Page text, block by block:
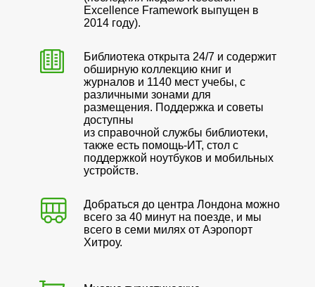
Excellence Framework выпущен в
2014 году).
Библиотека открыта 24/7 и содержит
обширную коллекцию книг и
журналов и 1140 мест учебы, с
различными зонами для
размещения. Поддержка и советы
доступны
из справочной службы библиотеки,
также есть помощь-ИТ, стол с
поддержкой ноутбуков и мобильных
устройств.
Добраться до центра Лондона можно
всего за 40 минут на поезде, и мы
всего в семи милях от Аэропорт
Хитроу.